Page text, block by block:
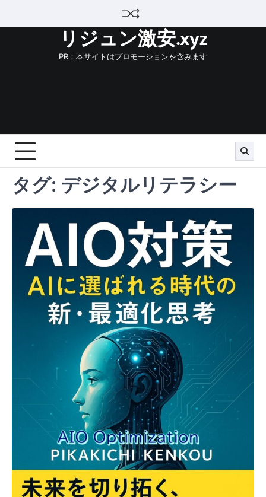
リジュン激安.xyz
PR：本サイトはプロモーションを含みます
タグ: デジタルリテラシー